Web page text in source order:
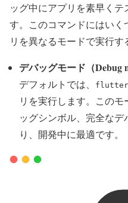
ッグ中にアプリを素早く
す。このコマンドにはい
リを異なるモードで実行す
デバッグモード（Debug
デフォルトでは、 flutter
リを実行します。この
ッグシンボル、完全な
り、開発中に最適です。